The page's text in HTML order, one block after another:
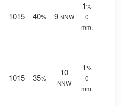
1015 40% 9 NNW
1%
0
mm.
1015 35%
10
NNW
1%
0
mm.